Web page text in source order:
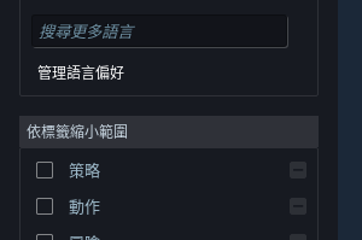
權人在美國與其它國家（地區）之財產。
Cookie
管理語言偏好
依標籤縮小範圍
策略
動作